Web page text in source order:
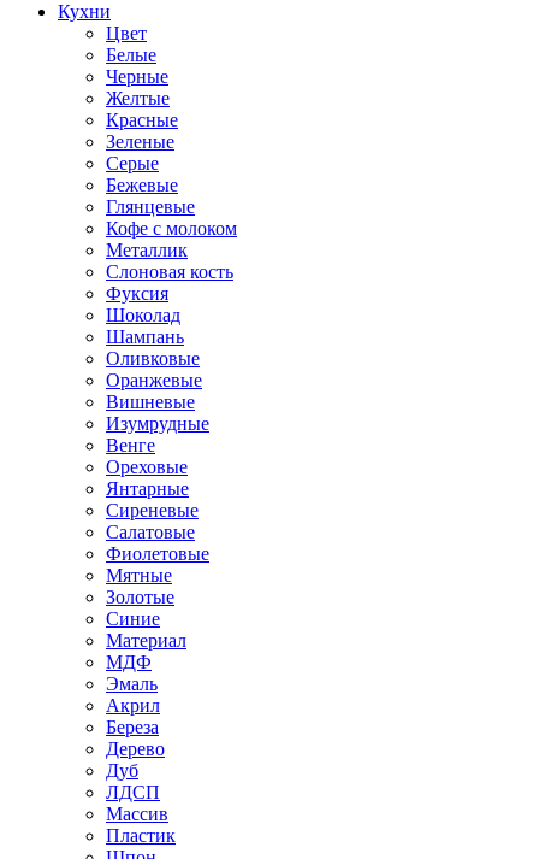
Кухни
Цвет
Белые
Черные
Желтые
Красные
Зеленые
Серые
Бежевые
Глянцевые
Кофе с молоком
Металлик
Слоновая кость
Фуксия
Шоколад
Шампань
Оливковые
Оранжевые
Вишневые
Изумрудные
Венге
Ореховые
Янтарные
Сиреневые
Салатовые
Фиолетовые
Мятные
Золотые
Синие
Материал
МДФ
Эмаль
Акрил
Береза
Дерево
Дуб
ЛДСП
Массив
Пластик